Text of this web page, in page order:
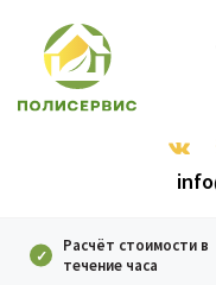
Расчёт стоимости в
течение часа